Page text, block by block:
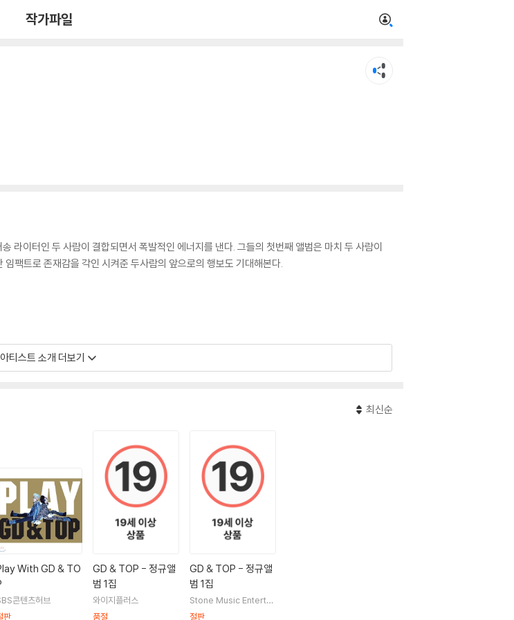
작가파일
라이터인 두 사람이 결합되면서 폭발적인 에너지를 낸다. 그들의 첫번째 앨범은 마치 두 사람이
팩트로 존재감을 각인 시켜준 두사람의 앞으로의 행보도 기대해본다.
아티스트 소개 더보기
최신순
With GD & TO
콘텐츠허브
판
GD & TOP - 정규앨
범 1집
와이지플러스
품절
GD & TOP - 정규앨
범 1집
Stone Music Entertai
nment
절판